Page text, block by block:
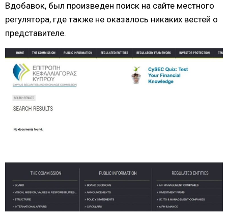
Вдобавок, был произведен поиск на сайте местного
регулятора, где также не оказалось никаких вестей о
представителе.